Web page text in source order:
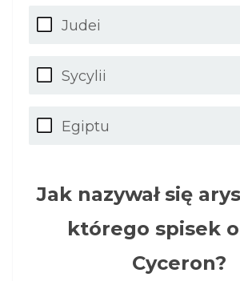
Judei
Sycylii
Egiptu
Jak nazywał się
którego spisek
Cyceron?